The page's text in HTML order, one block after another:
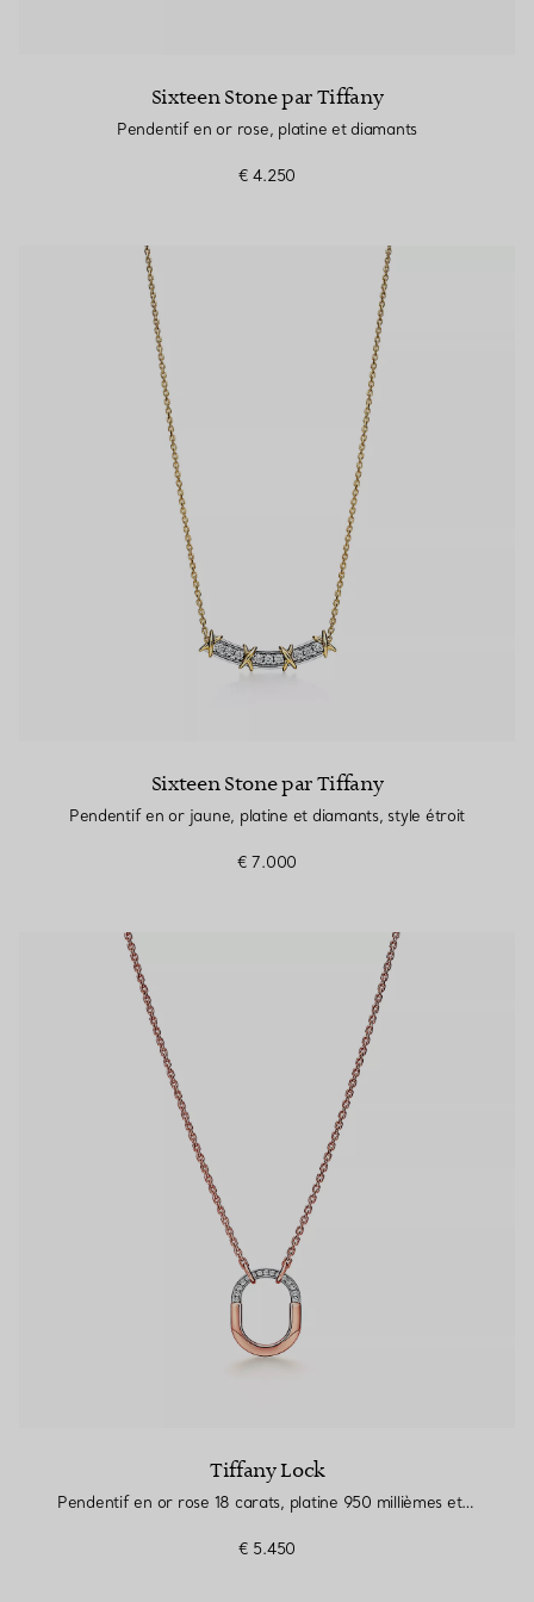
Sixteen Stone par Tiffany
Pendentif en or rose, platine et diamants
€ 4.250
Sixteen Stone par Tiffany
Pendentif en or jaune, platine et diamants, style étroit
€ 7.000
Tiffany Lock
Pendentif en or rose 18 carats, platine 950 millièmes et diamants, Small
€ 5.450